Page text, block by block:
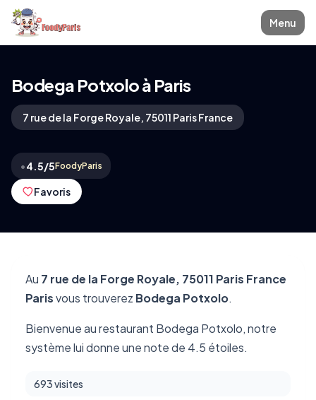
Menu
Bodega Potxolo à Paris
7 rue de la Forge Royale, 75011 Paris France
•4.5/5FoodyParis
Favoris
Au 7 rue de la Forge Royale, 75011 Paris France
Parisvous trouverez Bodega Potxolo.
Bienvenue au restaurant Bodega Potxolo, notre
système lui donne une note de 4.5 étoiles.
693 visites